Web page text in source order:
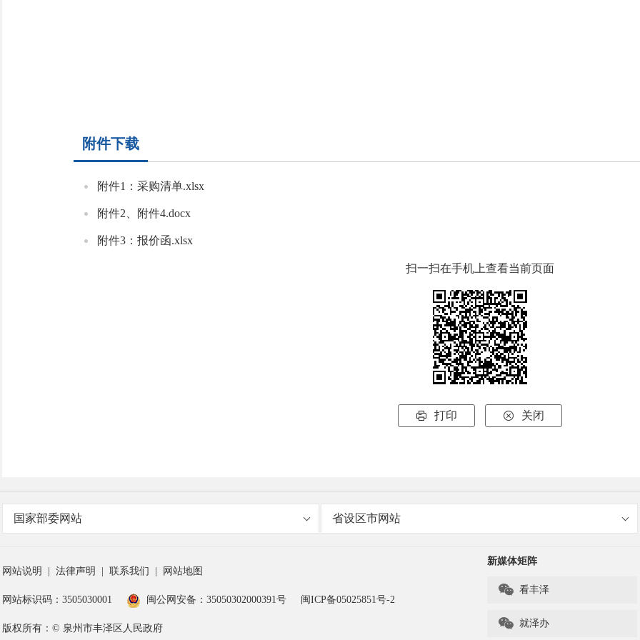
附件下载
附件1：采购清单.xlsx
附件2、附件4.docx
附件3：报价函.xlsx
扫一扫在手机上查看当前页面
 打印  关闭
国家部委网站 省设区市网站
网站说明 法律声明 联系我们 网站地图
网站标识码：3505030001 闽公网安备：35050302000391号 闽ICP备05025851号-2
版权所有：© 泉州市丰泽区人民政府
新媒体矩阵
 看丰泽
 就泽办